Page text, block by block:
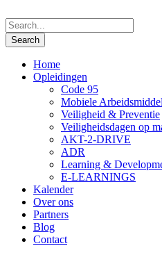
Home
Opleidingen
Code 95
Mobiele
Veiligheid & Preventie
Veiligheidsdagen op
AKT-2-DRIVE
ADR
Learning &
E-LEARNINGS
Kalender
Over ons
Partners
Blog
Contact